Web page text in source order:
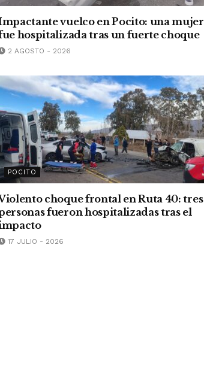
vuelco en Pocito: una mujer
hospitalizada tras un fuerte choque
2 AGOSTO - 2026
POCITO
choque frontal en Ruta 40: tres
fueron hospitalizadas tras el
17 JULIO - 2026